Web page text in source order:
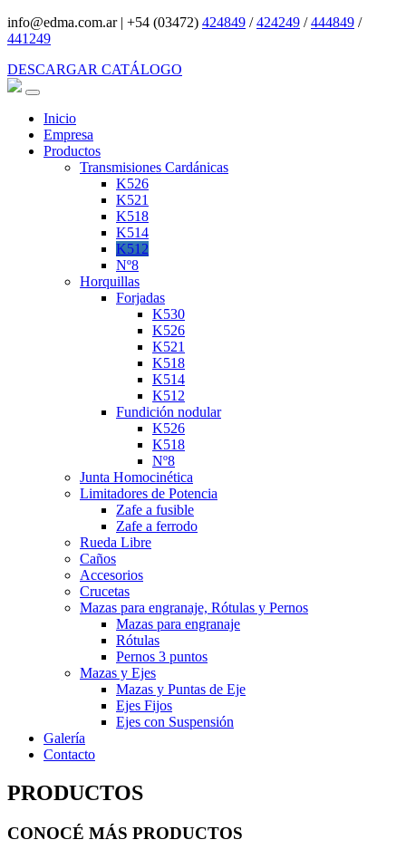
info@edma.com.ar| +54 (03472) 424849 /424249 /444849 /
441249
DESCARGAR CATÁLOGO
Inicio
Empresa
Productos
Transmisiones Cardánicas
K526
K521
K518
K514
K512
Nº8
Horquillas
Forjadas
K530
K526
K521
K518
K514
K512
Fundición nodular
K526
K518
Nº8
Junta Homocinética
Limitadores de Potencia
Zafe a fusible
Zafe a ferrodo
Rueda Libre
Caños
Accesorios
Crucetas
Mazas para engranaje, Rótulas y Pernos
Mazas para engranaje
Rótulas
Pernos 3 puntos
Mazas y Ejes
Mazas y Puntas de Eje
Ejes Fijos
Ejes con Suspensión
Galería
Contacto
PRODUCTOS
CONOCÉ MÁS PRODUCTOS